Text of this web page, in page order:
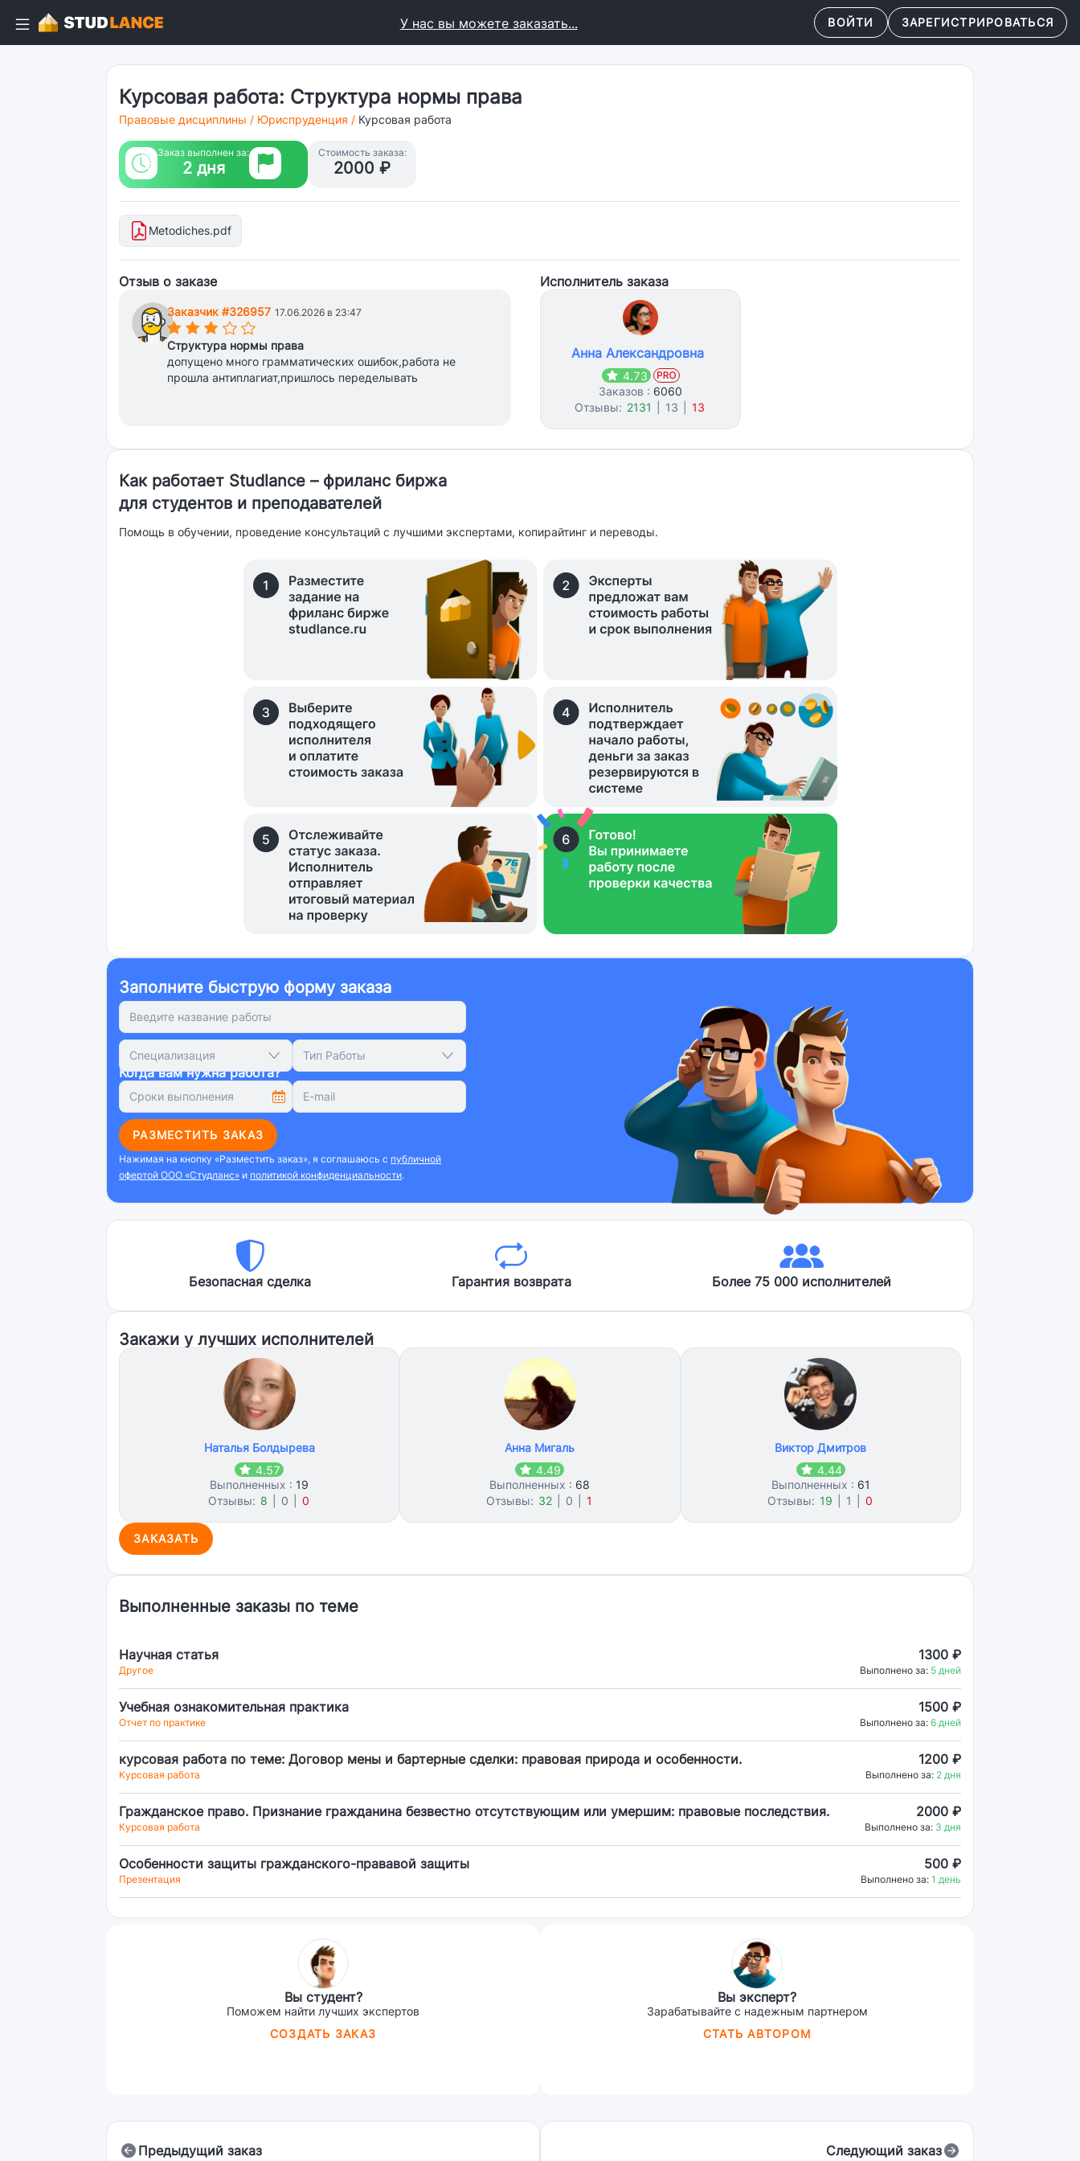
У нас вы можете заказать... ВОЙТИ ЗАРЕГИСТРИРОВАТЬСЯ
Курсовая работа: Структура нормы права
Правовые дисциплины / Юриспруденция / Курсовая работа
Заказ выполнен за:
2 дня
Стоимость заказа:
2000 ₽
Metodiches.pdf
Отзыв о заказе
Заказчик #326957 17.06.2026 в 23:47
(*)(*)(*)(
)
(
)
Структура нормы права
допущено много грамматических ошибок,работа не
прошла антиплагиат,пришлось переделывать
Исполнитель заказа
Анна Александровна
4.73
Заказов : 6060
Отзывы: 2131 13 13
Как работает Studlance – фриланс биржа
для студентов и преподавателей
Помощь в обучении, проведение консультаций с лучшими экспертами, копирайтинг и переводы.
Заполните быструю форму заказа
Специализация Тип Работы
Когда вам нужна работа?
РАЗМЕСТИТЬ ЗАКАЗ
Нажимая на кнопку «Разместить заказ», я соглашаюсь с публичной
офертой ООО «Студланс» и политикой конфиденциальности.
Безопасная сделка Гарантия возврата Более 75 000 исполнителей
Закажи у лучших исполнителей
Наталья Болдырева
4.57
Выполненных : 19
Отзывы: 8 0 0
Анна Мигаль
4.49
Выполненных : 68
Отзывы: 32 0 1
Виктор Дмитров
4.44
Выполненных : 61
Отзывы: 19 1 0
ЗАКАЗАТЬ
Выполненные заказы по теме
Научная статья 1300 ₽
Другое Выполнено за: 5 дней
Учебная ознакомительная практика 1500 ₽
Отчет по практике Выполнено за: 6 дней
курсовая работа по теме: Договор мены и бартерные сделки: правовая природа и особенности. 1200 ₽
Курсовая работа Выполнено за: 2 дня
Гражданское право. Признание гражданина безвестно отсутствующим или умершим: правовые последствия. 2000 ₽
Курсовая работа Выполнено за: 3 дня
Особенности защиты гражданского-прававой защиты 500 ₽
Презентация Выполнено за: 1 день
Вы студент?
Поможем найти лучших экспертов
СОЗДАТЬ ЗАКАЗ
Вы эксперт?
Зарабатывайте с надежным партнером
СТАТЬ АВТОРОМ
Предыдущий заказ
Следующий заказ